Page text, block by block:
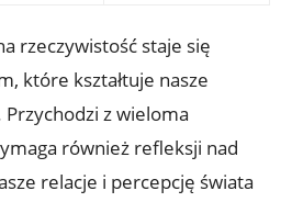
‌rzeczywistość staje się‍
które kształtuje ⁢nasze
Przychodzi z​ wieloma
również refleksji nad
relacje i​ percepcję świata